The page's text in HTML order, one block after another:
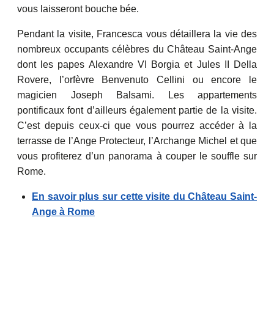
vous laisseront bouche bée.
Pendant la visite, Francesca vous détaillera la vie des
nombreux occupants célèbres du Château Saint-Ange
dont les papes Alexandre VI Borgia et Jules II Della
Rovere, l’orfèvre Benvenuto Cellini ou encore le
magicien Joseph Balsami. Les appartements
pontificaux font d’ailleurs également partie de la visite.
C’est depuis ceux-ci que vous pourrez accéder à la
terrasse de l’Ange Protecteur, l’Archange Michel et que
vous profiterez d’un panorama à couper le souffle sur
Rome.
En savoir plus sur cette visite du Château Saint-
Ange à Rome